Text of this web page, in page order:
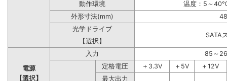
動作環境
温度：5～
外形寸法(mm)
光学ドライブ
SATA
【選択】
電源
【選択】
入力 85～
定格電圧 ＋3.3V ＋5V
＋12V
最大出力